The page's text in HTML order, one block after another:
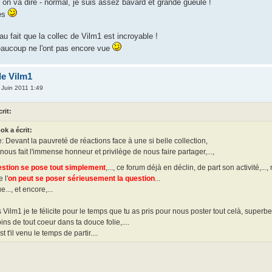
va dire - normal, je suis assez bavard et grande gueule !
fait que la collec de Vilm1 est incroyable !
ne l'ont pas encore vue
Vilm1
2011 1:49
a écrit:
Devant la pauvreté de réactions face à une si belle collection,
fait l'immense honneur et privilège de nous faire partager,...,
se pose tout simplement ,..., ce forum déjà en déclin, de part son
l'on peut se poser sérieusement la question
et encore,...
Vilm1 je te félicite pour le temps que tu as pris pour nous poster tout celà,
de tout coeur dans ta douce folie,....
t'il venu le temps de partir....